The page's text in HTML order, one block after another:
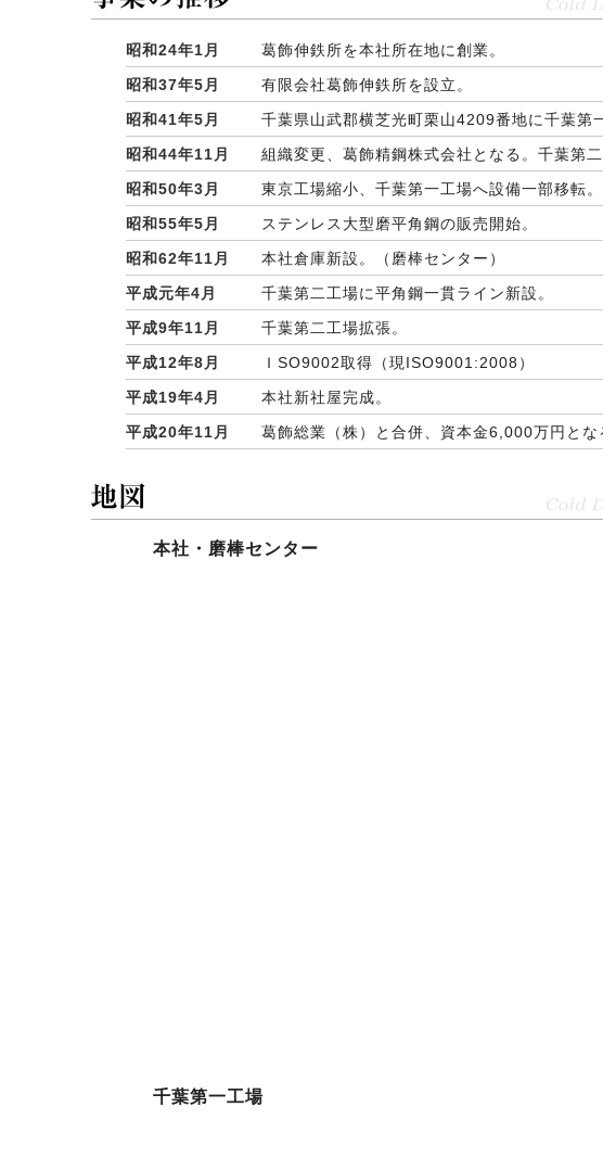
昭和24年1月
葛飾伸鉄所を本社所在地に創業。
昭和37年5月
有限会社葛飾伸鉄所を設立。
昭和41年5月
千葉県山武郡横芝光町栗山4209番地に千葉第
昭和44年11月
組織変更、葛飾精鋼株式会社となる。千葉第
昭和50年3月
東京工場縮小、千葉第一工場へ設備一部移転。
昭和55年5月
ステンレス大型磨平角鋼の販売開始。
昭和62年11月
本社倉庫新設。（磨棒センター）
平成元年4月
千葉第二工場に平角鋼一貫ライン新設。
平成9年11月
千葉第二工場拡張。
平成12年8月
ＩSO9002取得（現ISO9001:2008）
平成19年4月
本社新社屋完成。
平成20年11月
葛飾総業（株）と合併、資本金6,000万円とな
本社・磨棒センター
千葉第一工場